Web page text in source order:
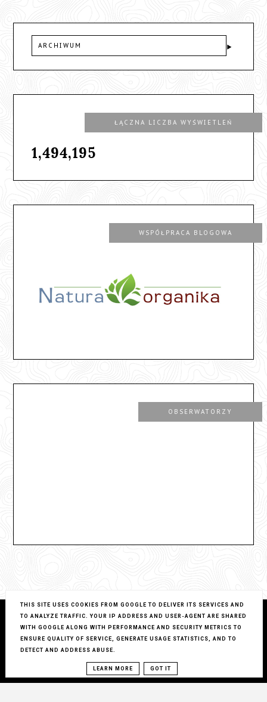
ARCHIWUM
ŁĄCZNA LICZBA WYŚWIETLEŃ
1,494,195
WSPÓŁPRACA BLOGOWA
OBSERWATORZY
THIS SITE USES COOKIES FROM GOOGLE TO DELIVER ITS SERVICES AND
TO ANALYZE TRAFFIC. YOUR IP ADDRESS AND USER-AGENT ARE SHARED
WITH GOOGLE ALONG WITH PERFORMANCE AND SECURITY METRICS TO
ENSURE QUALITY OF SERVICE, GENERATE USAGE STATISTICS, AND TO
DETECT AND ADDRESS ABUSE.
LEARN MORE GOT IT